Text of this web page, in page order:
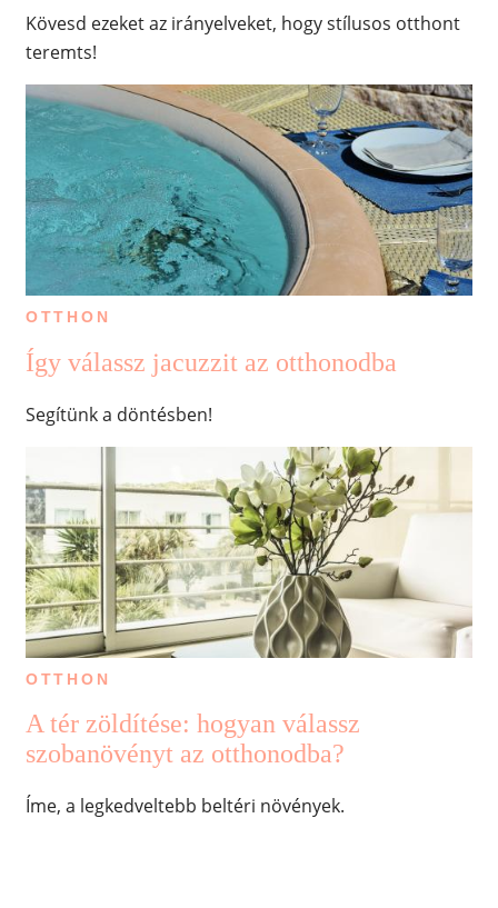
Kövesd ezeket az irányelveket, hogy stílusos otthont
teremts!
OTTHON
Így válassz jacuzzit az otthonodba
Segítünk a döntésben!
OTTHON
A tér zöldítése: hogyan válassz
szobanövényt az otthonodba?
Íme, a legkedveltebb beltéri növények.